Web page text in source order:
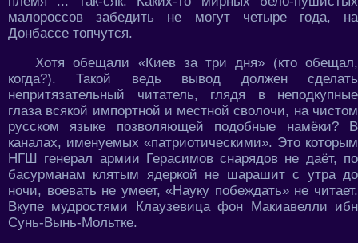
малороссов забедить не могут четыре года, на
Донбассе топчутся.
Хотя обещали «Киев за три дня» (кто обещал,
когда?). Такой ведь вывод должен сделать
непритязательный читатель, глядя в неподкупные
глаза всякой импортной и местной сволочи, на чистом
русском языке позволяющей подобные намёки? В
каналах, именуемых «патриотическими». Это которым
НГШ генерал армии Герасимов снарядов не даёт, по
басурманам клятым ядеркой не шарашит с утра до
ночи, воевать не умеет, «Науку побеждать» не читает.
Вкупе мудростями Клаузевица фон Макиавелли ибн
Сунь-Вынь-Мольтке.